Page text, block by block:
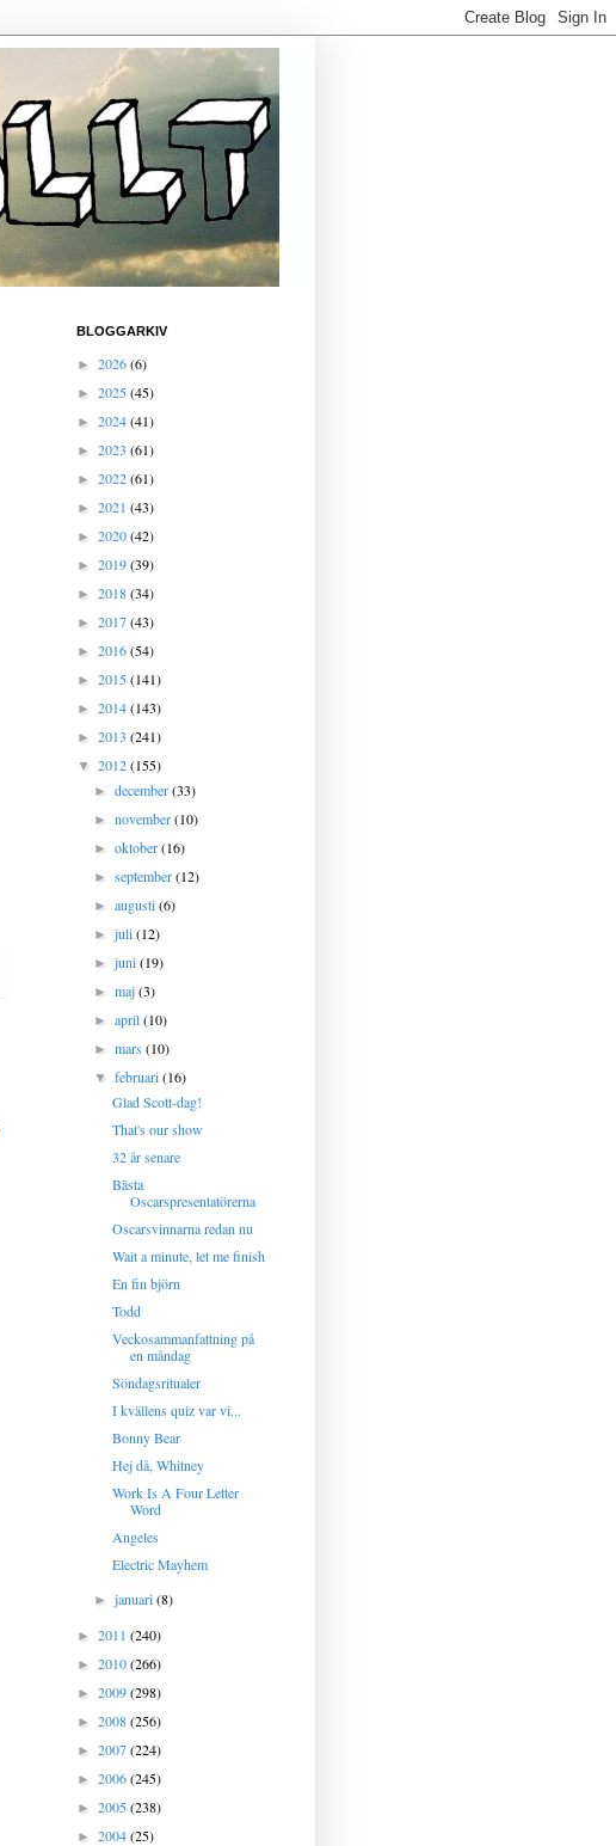
BLOGGARKIV
► 2026(6)
► 2025(45)
► 2024(41)
► 2023 (61)
► 2022(61)
► 2021 (43)
► 2020(42)
► 2019(39)
► 2018(34)
► 2017(43)
► 2016(54)
► 2015(141)
► 2014(143)
► 2013 (241)
▼ 2012(155)
►december(33)
►november(10)
►oktober(16)
►september(12)
►augusti(6)
►juli(12)
►juni(19)
►maj(3)
►april(10)
►mars(10)
▼februari(16)
Glad Scott-dag!
That's our show
32 år senare
Bästa
Oscarspresentatörerna
Oscarsvinnarna redan nu
Wait a minute, let me finish
En fin björn
Todd
Veckosammanfattning på
en måndag
Söndagsritualer
I kvällens quiz var vi...
Bonny Bear
Hej då, Whitney
Work Is A Four Letter
Word
Angeles
Electric Mayhem
►januari(8)
► 2011 (240)
► 2010(266)
► 2009(298)
► 2008(256)
► 2007(224)
► 2006(245)
► 2005(238)
► 2004(25)